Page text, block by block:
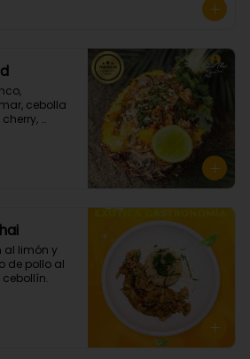
cebolla
se envía en
al limón y
de pollo al